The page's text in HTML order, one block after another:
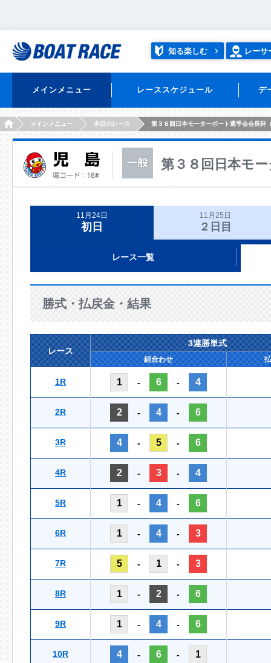
知る楽しむ レーサ
メインメニュー レーススケジュール デ
HOMEメインメニュー 本日のレース 第３８回日本モーターボート選手会会長杯
第３８回日本モ
11月24日
初日
11月25日
２日目
レース一覧
勝式・払戻金・結果
レース
3連勝単式
組合わせ
1R 1 - 6 - 4
2R 2 - 4 - 6
3R 4 - 5 - 6
4R 2 - 3 - 4
5R 1 - 4 - 6
6R 1 - 4 - 3
7R 5 - 1 - 3
8R 1 - 2 - 6
9R 1 - 4 - 6
10R 4 - 6 - 1